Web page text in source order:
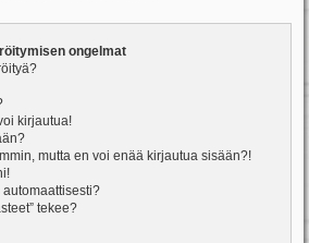
ongelmat
kirjautua!
mutta en voi enää kirjautua sisään?!
tekee?